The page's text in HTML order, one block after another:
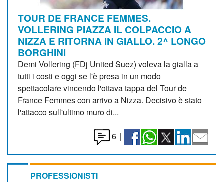
TOUR DE FRANCE FEMMES.
VOLLERING PIAZZA IL COLPACCIO A
NIZZA E RITORNA IN GIALLO. 2^ LONGO
BORGHINI
Demi Vollering (FDj United Suez) voleva la gialla a
tutti i costi e oggi se l'è presa in un modo
spettacolare vincendo l'ottava tappa del Tour de
France Femmes con arrivo a Nizza. Decisivo è stato
l'attacco sull'ultimo muro di...
6 |
PROFESSIONISTI